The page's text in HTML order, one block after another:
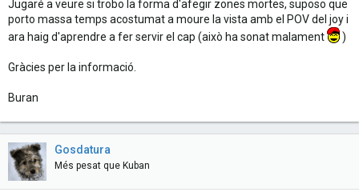
Jugaré a veure si trobo la forma d'afegir zones mortes, suposo que
porto massa temps acostumat a moure la vista amb el POV del joy i
ara haig d'aprendre a fer servir el cap (això ha sonat malament
)
Gràcies per la informació.
Buran
Gosdatura
Més pesat que Kuban